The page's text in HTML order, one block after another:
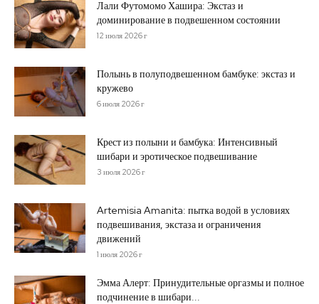
Лали Футомомо Хашира: Экстаз и
доминирование в подвешенном состоянии
12 июля 2026 г
Полынь в полуподвешенном бамбуке: экстаз и
кружево
6 июля 2026 г
Крест из полыни и бамбука: Интенсивный
шибари и эротическое подвешивание
3 июля 2026 г
Artemisia Amanita: пытка водой в условиях
подвешивания, экстаза и ограничения
движений
1 июля 2026 г
Эмма Алерт: Принудительные оргазмы и полное
подчинение в шибари...